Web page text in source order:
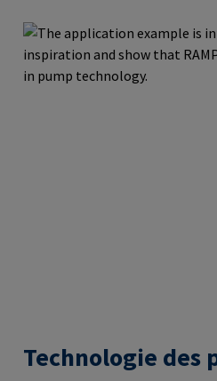
Technologie des